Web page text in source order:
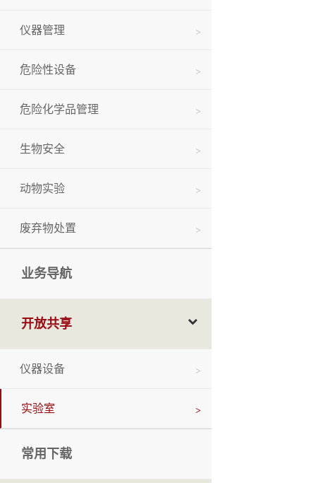
仪器管理
危险性设备
危险化学品管理
生物安全
动物实验
废弃物处置
业务导航
开放共享
仪器设备
实验室
常用下载